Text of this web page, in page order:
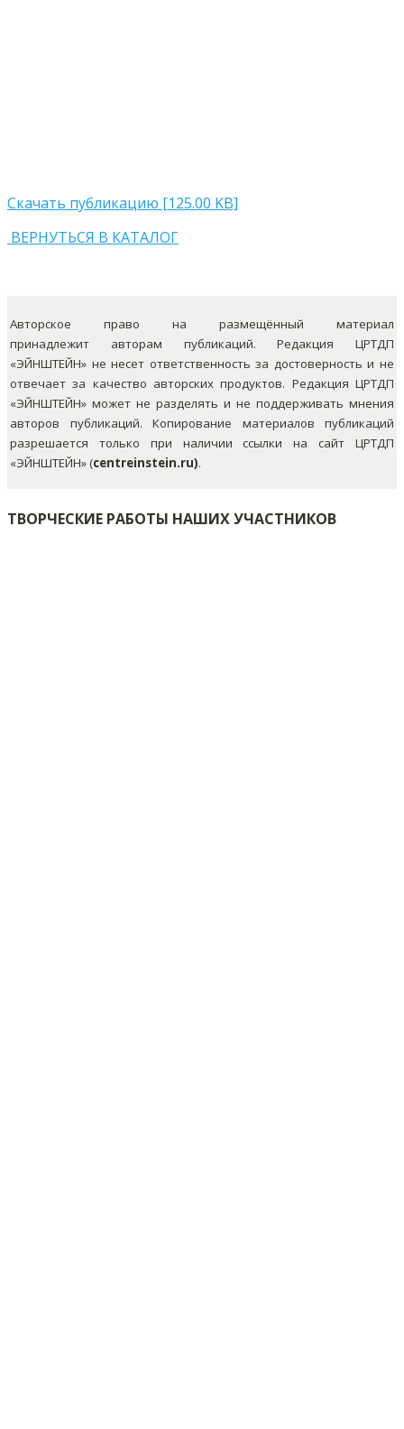
Скачать публикацию [125.00 KB]
ВЕРНУТЬСЯ В КАТАЛОГ
Авторское право на размещённый материал
принадлежит авторам публикаций. Редакция ЦРТДП
«ЭЙНШТЕЙН» не несет ответственность за достоверность и не
отвечает за качество авторских продуктов. Редакция ЦРТДП
«ЭЙНШТЕЙН» может не разделять и не поддерживать мнения
авторов публикаций. Копирование материалов публикаций
разрешается только при наличии ссылки на сайт ЦРТДП
«ЭЙНШТЕЙН» (centreinstein.ru).
ТВОРЧЕСКИЕ РАБОТЫ НАШИХ УЧАСТНИКОВ